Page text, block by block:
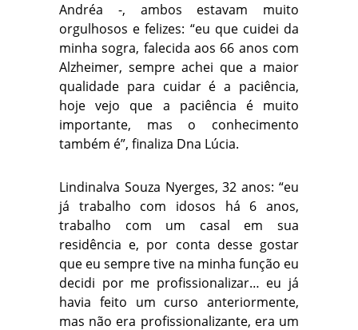
Andréa -, ambos estavam muito
orgulhosos e felizes: “eu que cuidei da
minha sogra, falecida aos 66 anos com
Alzheimer, sempre achei que a maior
qualidade para cuidar é a paciência,
hoje vejo que a paciência é muito
importante, mas o conhecimento
também é”, finaliza Dna Lúcia.
Lindinalva Souza Nyerges, 32 anos: “eu
já trabalho com idosos há 6 anos,
trabalho com um casal em sua
residência e, por conta desse gostar
que eu sempre tive na minha função eu
decidi por me profissionalizar… eu já
havia feito um curso anteriormente,
mas não era profissionalizante, era um